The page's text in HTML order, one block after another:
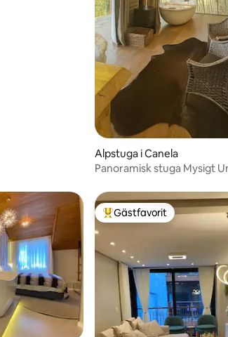
Alpstuga i Canela
Panoramisk stuga Mysigt
Populär gästfavorit
Gästfavorit